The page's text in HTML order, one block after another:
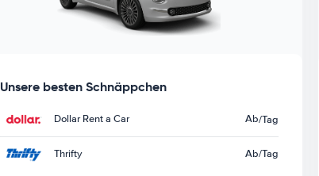
Unsere besten Schnäppchen
Dollar Rent a Car Ab/Tag
Thrifty Ab/Tag